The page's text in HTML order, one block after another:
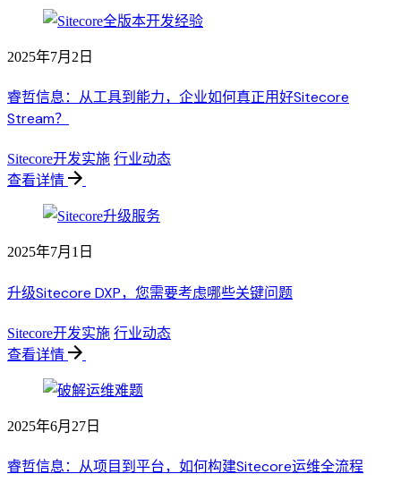
2025年7月2日
睿哲信息：从工具到能力，企业如何真正用好Sitecore
Stream？
Sitecore开发实施 行业动态
查看详情
2025年7月1日
升级Sitecore DXP，您需要考虑哪些关键问题
Sitecore开发实施 行业动态
查看详情
2025年6月27日
睿哲信息：从项目到平台，如何构建Sitecore运维全流程